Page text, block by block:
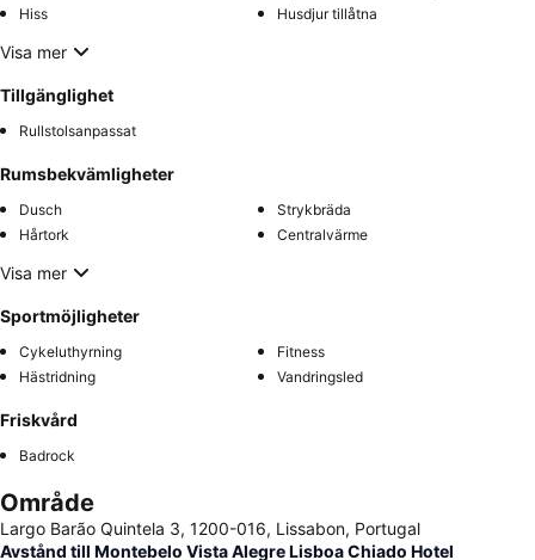
Hiss
Husdjur tillåtna
Visa mer
Tillgänglighet
Rullstolsanpassat
Rumsbekvämligheter
Dusch
Strykbräda
Hårtork
Centralvärme
Visa mer
Sportmöjligheter
Cykeluthyrning
Fitness
Hästridning
Vandringsled
Friskvård
Badrock
Område
Largo Barão Quintela 3, 1200-016, Lissabon, Portugal
Avstånd till Montebelo Vista Alegre Lisboa Chiado Hotel